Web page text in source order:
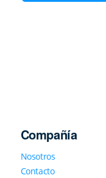
Compañía
Nosotros
Contacto